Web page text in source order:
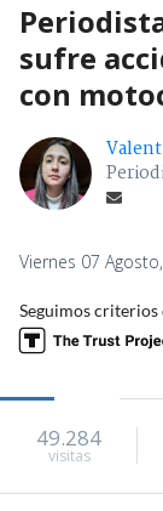
sufre
con
Viernes 07
Seguimos criterios
49.284
visitas